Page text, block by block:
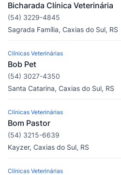
Bicharada Clínica Veterinária
(54) 3229-4845
Sagrada Família, Caxias do Sul, RS
Clínicas Veterinárias
Bob Pet
(54) 3027-4350
Santa Catarina, Caxias do Sul, RS
Clínicas Veterinárias
Bom Pastor
(54) 3215-6639
Kayzer, Caxias do Sul, RS
Clínicas Veterinárias